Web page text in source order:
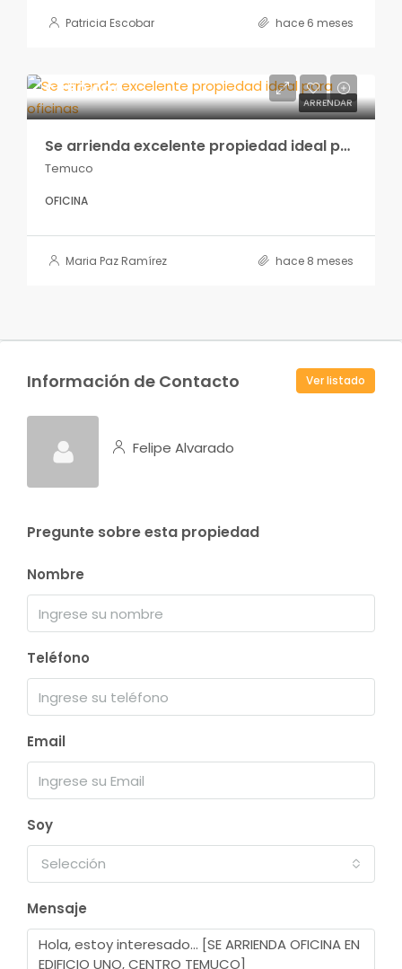
Patricia Escobar hace 6 meses
ARRENDAR
$850.000
Se arrienda excelente propiedad ideal para oficinas
Temuco
OFICINA
Maria Paz Ramírez hace 8 meses
Información de Contacto Ver listado
Felipe Alvarado
Pregunte sobre esta propiedad
Nombre
Teléfono
Email
Soy
Selección
Mensaje